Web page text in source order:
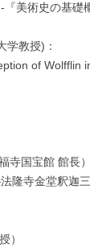
史の基礎概
教授)：
of Wolfflin
寺国宝館 館長）
金堂釈迦三
）